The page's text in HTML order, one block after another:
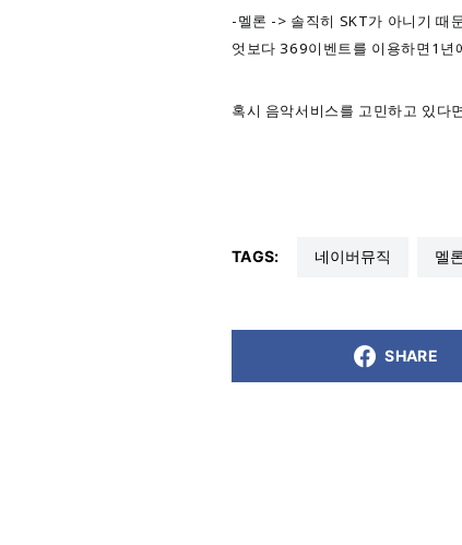
-멜론 -> 솔직히 SKT가 아니기 때
엇보다 369이벤트를 이용하면1
혹시 음악서비스를 고민하고 있
TAGS: 네이버뮤직 멜
SHARE